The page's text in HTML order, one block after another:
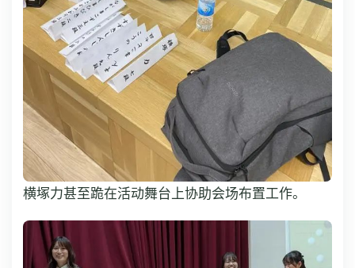
横塚力甚至跪在活动舞台上协助会场布置工作。